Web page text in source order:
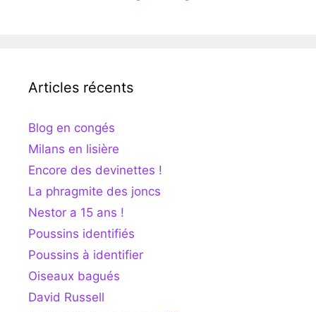
Articles récents
Blog en congés
Milans en lisière
Encore des devinettes !
La phragmite des joncs
Nestor a 15 ans !
Poussins identifiés
Poussins à identifier
Oiseaux bagués
David Russell